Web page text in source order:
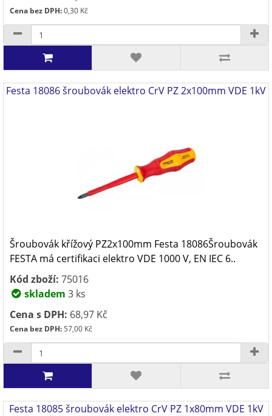
Cena bez DPH:0,30 Kč
Festa 18086 šroubovák elektro CrV PZ 2x100mm VDE 1kV
Šroubovák křížový PZ2x100mm Festa 18086Šroubovák
FESTA má certifikaci elektro VDE 1000 V, EN IEC 6..
Kód zboží: 75016
skladem 3 ks
Cena s DPH: 68,97 Kč
Cena bez DPH:57,00 Kč
Festa 18085 šroubovák elektro CrV PZ 1x80mm VDE 1kV